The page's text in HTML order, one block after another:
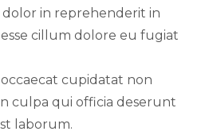
in reprehenderit in
cillum dolore eu fugiat
cupidatat non
culpa qui officia deserunt
laborum.